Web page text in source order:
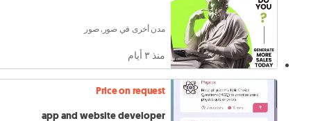
مدن أخرى في صور, صور
منذ ٣ أيام
Price on request
app and website developer